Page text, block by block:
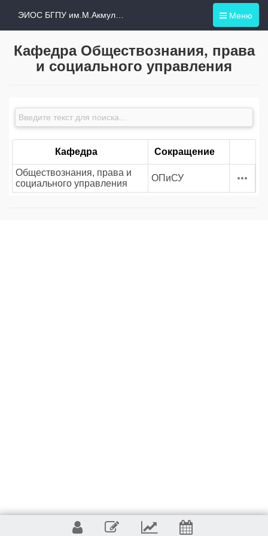
Меню
Кафедра Обществознания, права
и социального управления
Кафедра Сокращение
Обществознания, права и
социального управления
ОПиСУ